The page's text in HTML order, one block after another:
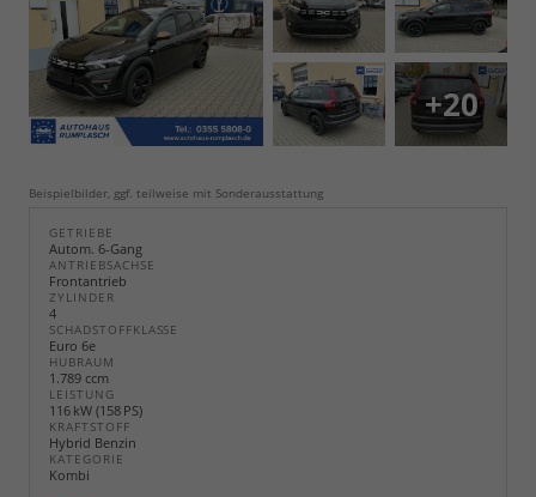
+20
Beispielbilder, ggf. teilweise mit Sonderausstattung
GETRIEBE
Autom. 6-Gang
ANTRIEBSACHSE
Frontantrieb
ZYLINDER
4
SCHADSTOFFKLASSE
Euro 6e
HUBRAUM
1.789 ccm
LEISTUNG
116 kW (158 PS)
KRAFTSTOFF
Hybrid Benzin
KATEGORIE
Kombi